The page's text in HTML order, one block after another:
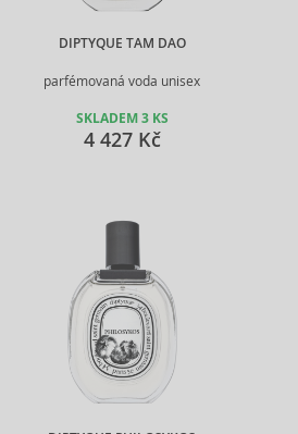
DIPTYQUE TAM DAO
parfémovaná voda unisex
SKLADEM 3 KS
4 427 Kč